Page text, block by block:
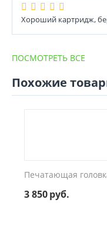
Хороший картридж,
ПОСМОТРЕТЬ ВСЕ
Похожие
Печатающая
3 850руб.